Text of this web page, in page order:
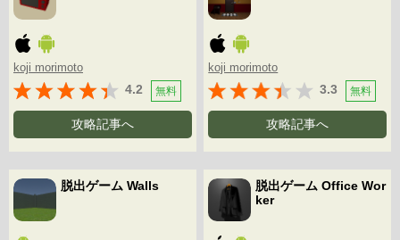
koji morimoto
4.2 無料
攻略記事へ
koji morimoto
3.3 無料
攻略記事へ
脱出ゲーム Walls
脱出ゲーム Office Wor
ker